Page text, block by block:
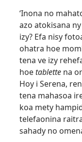
‘Inona no
azo atokisana
izy? Efa nisy
ohatra hoe
tena ve izy
hoe tablette na
Hoy i Serena,
tena mahasoa
koa mety
telefaonina
sahady no